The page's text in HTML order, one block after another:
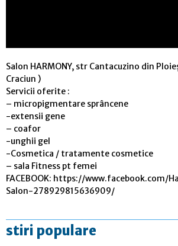
Salon HARMONY, str Cantacuzino din
Craciun )
Servicii oferite :
– micropigmentare sprâncene
-extensii gene
– coafor
-unghii gel
-Cosmetica / tratamente cosmetice
– sala Fitness pt femei
FACEBOOK: https://www.facebook.com/
Salon-278929815636909/
stiri populare